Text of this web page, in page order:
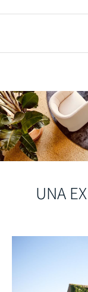
UNA